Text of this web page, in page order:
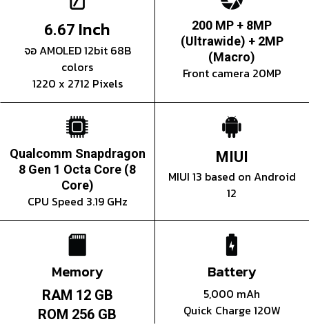
6.67 Inch
จอ AMOLED 12bit 68B
colors
1220 x 2712 Pixels
200 MP + 8MP
(Ultrawide) + 2MP
(Macro)
Front camera 20MP
Qualcomm Snapdragon
8 Gen 1 Octa Core (8
Core)
CPU Speed 3.19 GHz
MIUI
MIUI 13 based on Android
12
Memory
RAM 12 GB
ROM 256 GB
Battery
5,000 mAh
Quick Charge 120W